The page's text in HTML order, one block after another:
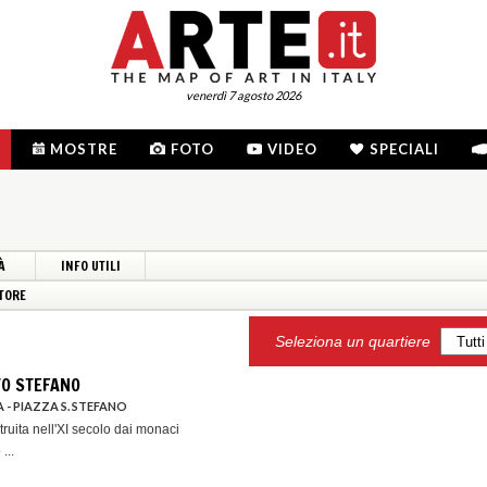
venerdì 7 agosto 2026
MOSTRE FOTO VIDEO SPECIALI
INFO UTILI
STEFANO
- PIAZZA S. STEFANO
nell'XI secolo dai monaci
...
Seleziona un quartiere